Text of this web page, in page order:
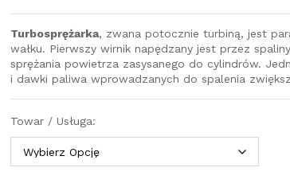
Turbosprężarka, zwana potocznie turbiną, jest
wałku. Pierwszy wirnik napędzany jest przez
sprężania powietrza zasysanego do cylindrów.
i dawki paliwa wprowadzanych do spalenia
Towar / Usługa: